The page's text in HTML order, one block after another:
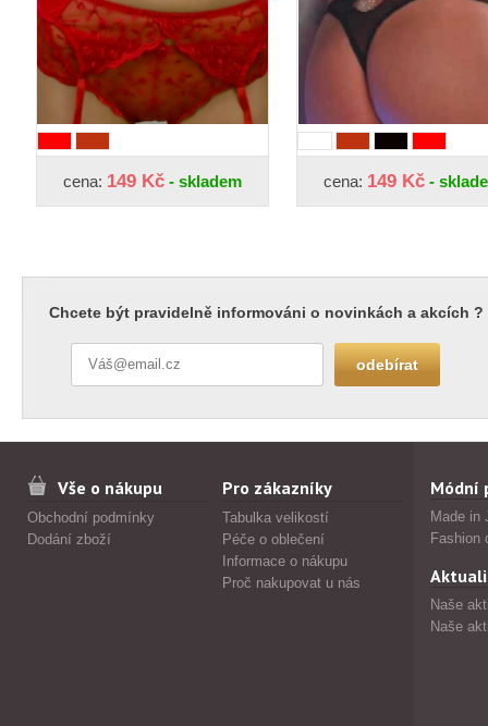
cena: 149 Kč - skladem cena: 149 Kč -
Chcete být pravidelně informováni o novinkách a akcích ?
Vše o nákupu
Obchodní podmínky
Dodání zboží
Pro zákazníky
Tabulka velikostí
Péče o oblečení
Informace o nákupu
Proč nakupovat u nás
Módní
Made in
Fashion
Naše
Naše